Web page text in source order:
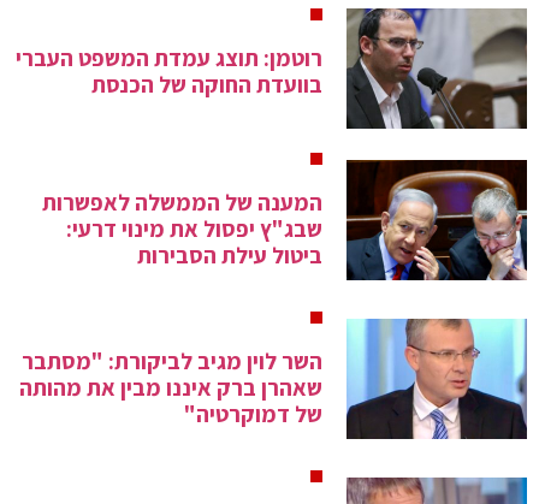
רוטמן: תוצג עמדת המשפט העברי
בוועדת החוקה של הכנסת
המענה של הממשלה לאפשרות
שבג"ץ יפסול את מינוי דרעי:
ביטול עילת הסבירות
השר לוין מגיב לביקורת: "מסתבר
שאהרן ברק איננו מבין את מהותה
של דמוקרטיה"